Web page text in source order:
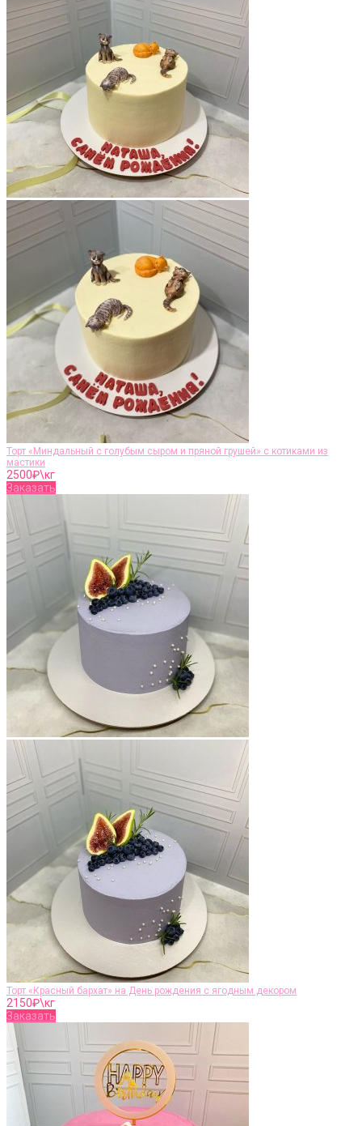
Торт «Миндальный с голубым сыром и пряной грушей» с котиками из
мастики
2500₽\кг
Заказать
Торт «Красный бархат» на День рождения с ягодным декором
2150₽\кг
Заказать